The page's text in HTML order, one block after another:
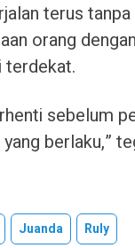
terus
orang
terdekat.
sebelum
berlaku,”
Juanda Ruly